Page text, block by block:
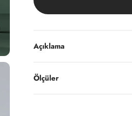
Açıklama
Ölçüler